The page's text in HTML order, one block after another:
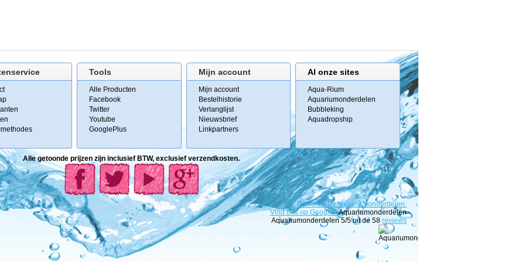
Tools
Alle Producten
Facebook
Twitter
Youtube
GooglePlus
Mijn account
Mijn account
Bestelhistorie
Verlanglijst
Nieuwsbrief
Linkpartners
Al onze sites
Aqua-Rium
Aquariumonderdelen
Bubbleking
Aquadropship
Alle getoonde prijzen zijn inclusief BTW, exclusief verzendkosten.
PoweredByAquariumonderdelen.
Vind ons op Google+Aquariumonderdelen
Aquariumonderdelen 5/5 uit de 58 reviews